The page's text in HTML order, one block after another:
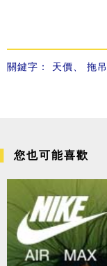
關鍵字： 天價 拖
您也可能喜歡